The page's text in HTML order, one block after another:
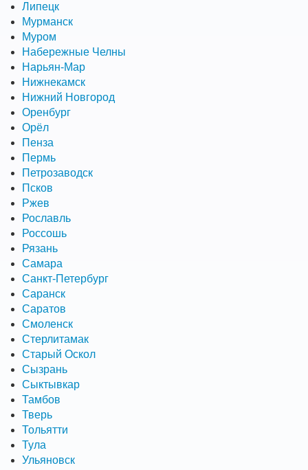
Липецк
Мурманск
Муром
Набережные Челны
Нарьян-Мар
Нижнекамск
Нижний Новгород
Оренбург
Орёл
Пенза
Пермь
Петрозаводск
Псков
Ржев
Рославль
Россошь
Рязань
Самара
Санкт-Петербург
Саранск
Саратов
Смоленск
Стерлитамак
Старый Оскол
Сызрань
Сыктывкар
Тамбов
Тверь
Тольятти
Тула
Ульяновск